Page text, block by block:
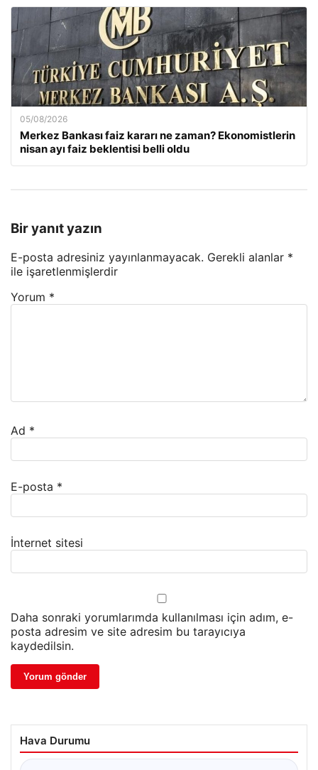
05/08/2026
Merkez Bankası faiz kararı ne zaman? Ekonomistlerin
nisan ayı faiz beklentisi belli oldu
Bir yanıt yazın
E-posta adresiniz yayınlanmayacak. Gerekli alanlar *
ile işaretlenmişlerdir
Yorum *
Ad *
E-posta *
İnternet sitesi
Daha sonraki yorumlarımda kullanılması için adım, e-
posta adresim ve site adresim bu tarayıcıya
kaydedilsin.
Hava Durumu